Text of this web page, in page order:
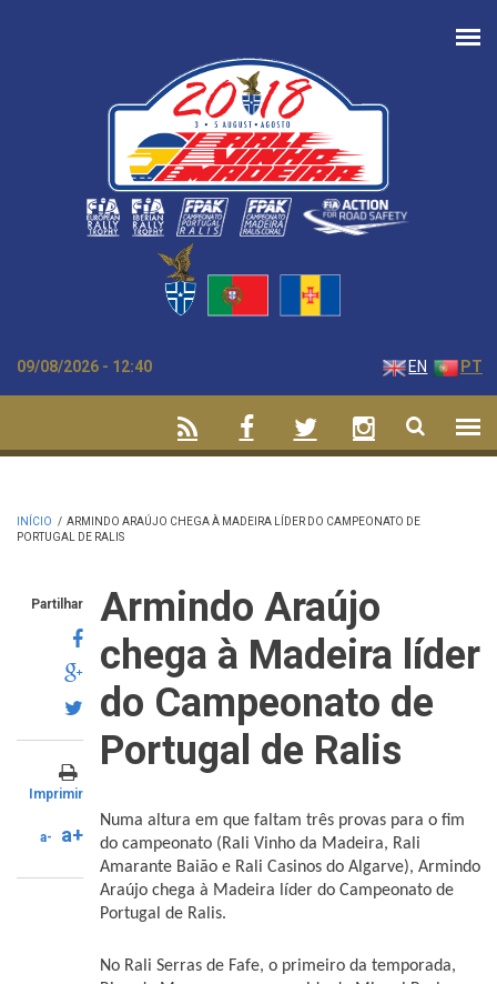
09/08/2026 - 12:40 EN PT
INÍCIO / ARMINDO ARAÚJO CHEGA À MADEIRA LÍDER DO CAMPEONATO DE
PORTUGAL DE RALIS
Partilhar
Imprimir
a- a+
Armindo Araújo
chega à Madeira líder
do Campeonato de
Portugal de Ralis
Numa altura em que faltam três provas para o fim
do campeonato (Rali Vinho da Madeira, Rali
Amarante Baião e Rali Casinos do Algarve), Armindo
Araújo chega à Madeira líder do Campeonato de
Portugal de Ralis.
No Rali Serras de Fafe, o primeiro da temporada,